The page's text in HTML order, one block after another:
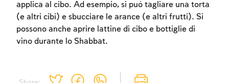
applica al cibo. Ad esempio, si può tagliare una torta
(e altri cibi) e sbucciare le arance (e altri frutti). Si
possono anche aprire lattine di cibo e bottiglie di
vino durante lo Shabbat.